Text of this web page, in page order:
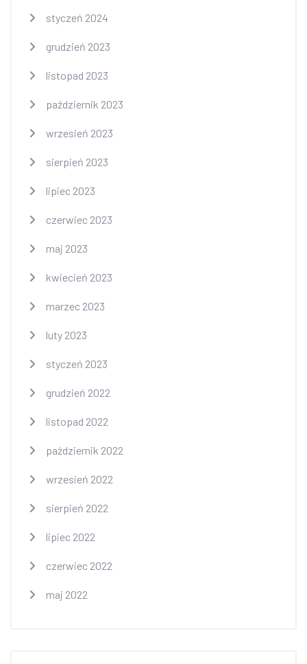
styczeń 2024
grudzień 2023
listopad 2023
październik 2023
wrzesień 2023
sierpień 2023
lipiec 2023
czerwiec 2023
maj 2023
kwiecień 2023
marzec 2023
luty 2023
styczeń 2023
grudzień 2022
listopad 2022
październik 2022
wrzesień 2022
sierpień 2022
lipiec 2022
czerwiec 2022
maj 2022